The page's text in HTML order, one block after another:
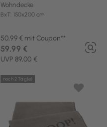
Wohndecke
BxT: 150x200 cm
50,99 € mit Coupon**
UVP 89,00 €
59,99 €
noch 2 Tag(e)